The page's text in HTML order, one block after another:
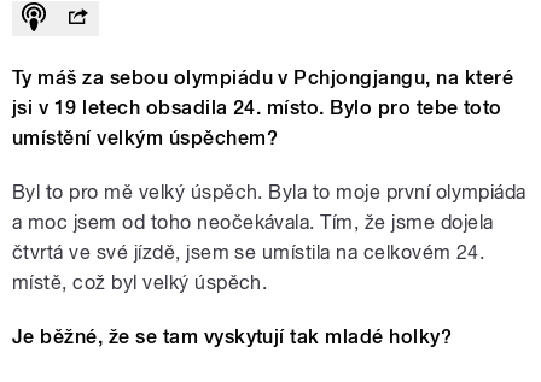
Ty máš za sebou olympiádu v Pchjongjangu, na které
jsi v 19 letech obsadila 24. místo. Bylo pro tebe toto
umístění velkým úspěchem?
Byl to pro mě velký úspěch. Byla to moje první olympiáda
a moc jsem od toho neočekávala. Tím, že jsme dojela
čtvrtá ve své jízdě, jsem se umístila na celkovém 24.
místě, což byl velký úspěch.
Je běžné, že se tam vyskytují tak mladé holky?